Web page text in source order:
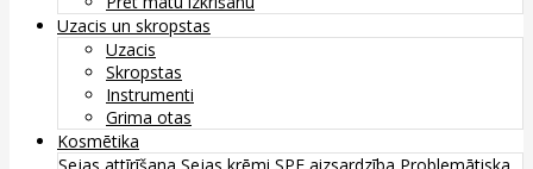
Uzacis un skropstas
Uzacis
Skropstas
Instrumenti
Grima otas
Kosmētika
Sejas attīrīšana Sejas krēmi SPF aizsardzība Problemātiska